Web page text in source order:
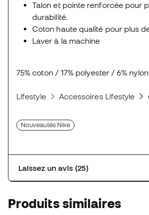
Talon et pointe renforcée pour
durabilité.
Coton haute qualité pour plus
Laver à la machine
75% coton / 17% polyester / 6%
Lifestyle Accessoires Lifestyle
Nouveautés Nike
Laissez un avis (25)
Produits similaires